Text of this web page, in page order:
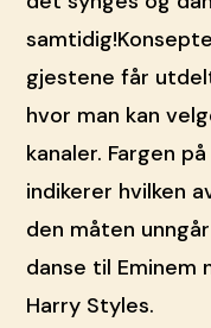
gjestene får
hvor man kan
kanaler. Fargen
indikerer hvilken
den måten
danse til Eminem
Harry Styles.